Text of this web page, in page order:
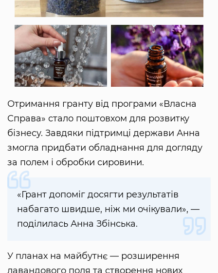
Отримання гранту від програми «Власна
Справа» стало поштовхом для розвитку
бізнесу. Завдяки підтримці держави Анна
змогла придбати обладнання для догляду
за полем і обробки сировини.
«Грант допоміг досягти результатів
набагато швидше, ніж ми очікували», —
поділилась Анна Збінська.
У планах на майбутнє — розширення
лавандового поля та створення нових